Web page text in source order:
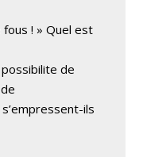
! » Quel est
possibilite de
ils